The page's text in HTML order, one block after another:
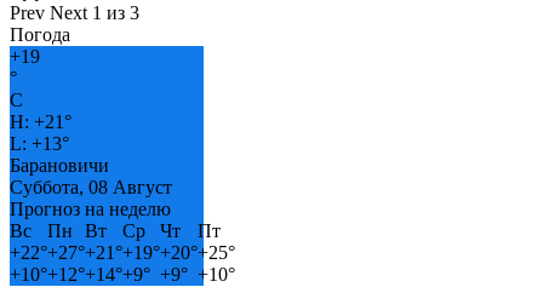
Prev Next 1 из 3
Погода
+19
°
C
H: +21°
L: +13°
Барановичи
Суббота, 08 Август
Прогноз на неделю
Вс
Пн Вт Ср Чт
Пт
+22°+27°+21°+19°+20°+25°
+10°+12°+14°+9° +9° +10°